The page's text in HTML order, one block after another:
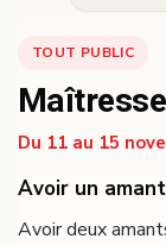
TOUT PUBLIC
Du 11 au 15
Avoir un
Avoir deux